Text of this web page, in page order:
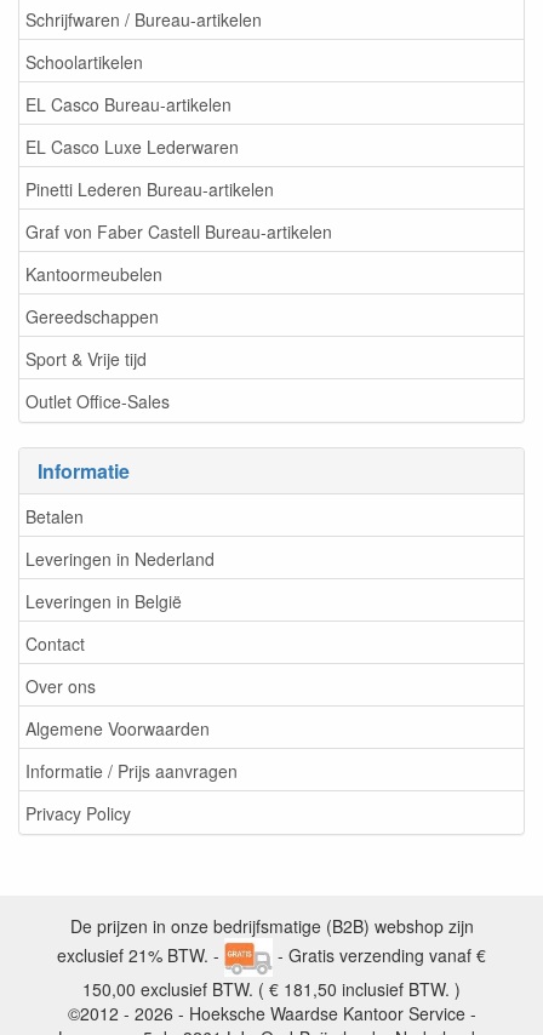
Schrijfwaren / Bureau-artikelen
Schoolartikelen
EL Casco Bureau-artikelen
EL Casco Luxe Lederwaren
Pinetti Lederen Bureau-artikelen
Graf von Faber Castell Bureau-artikelen
Kantoormeubelen
Gereedschappen
Sport & Vrije tijd
Outlet Office-Sales
Informatie
Betalen
Leveringen in Nederland
Leveringen in België
Contact
Over ons
Algemene Voorwaarden
Informatie / Prijs aanvragen
Privacy Policy
De prijzen in onze bedrijfsmatige (B2B) webshop zijn
exclusief 21% BTW. -
- Gratis verzending vanaf €
150,00 exclusief BTW. ( € 181,50 inclusief BTW. )
©2012 - 2026 - Hoeksche Waardse Kantoor Service -